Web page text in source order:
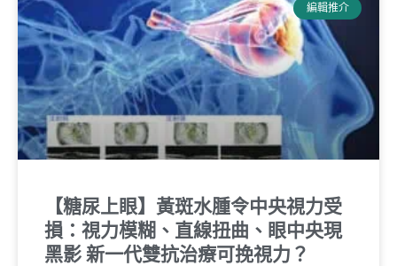
編輯推介
【糖尿上眼】黃斑水腫令中央視力受
損：視力模糊、直線扭曲、眼中央現
黑影 新一代雙抗治療可挽視力？